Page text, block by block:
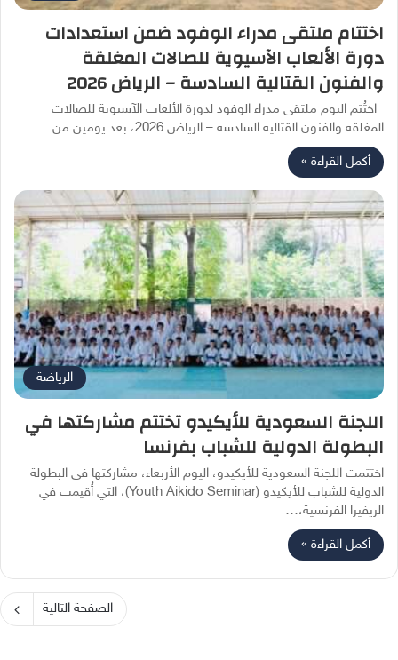
اختتام ملتقى مدراء الوفود ضمن استعدادات
دورة الألعاب الآسيوية للصالات المغلقة
والفنون القتالية السادسة – الرياض 2026
اختُتم اليوم ملتقى مدراء الوفود لدورة الألعاب الآسيوية للصالات
المغلقة والفنون القتالية السادسة – الرياض 2026، بعد يومين من…
أكمل القراءة »
الرياضة
اللجنة السعودية للأيكيدو تختتم مشاركتها في
البطولة الدولية للشباب بفرنسا
اختتمت اللجنة السعودية للأيكيدو، اليوم الأربعاء، مشاركتها في البطولة
الدولية للشباب للأيكيدو (Youth Aikido Seminar)، التي أُقيمت في
الريفيرا الفرنسية،…
أكمل القراءة »
الصفحة التالية